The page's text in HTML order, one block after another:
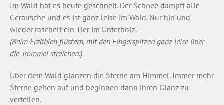
Im Wald hat es heute geschneit. Der Schnee dämpft alle
Geräusche und es ist ganz leise im Wald. Nur hin und
wieder raschelt ein Tier im Unterholz.
(Beim Erzählen flüstern, mit den Fingerspitzen ganz leise über
die Trommel streichen.)
Über dem Wald glänzen die Sterne am Himmel. Immer mehr
Sterne gehen auf und beginnen dann ihren Glanz zu
verteilen.